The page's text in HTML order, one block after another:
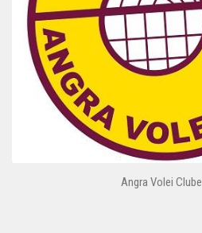
Angra Volei Clube